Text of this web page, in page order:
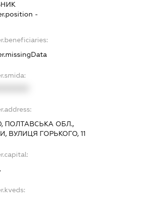
-
ПОЛТАВСЬКА ОБЛ.,
ВУЛИЦЯ ГОРЬКОГО, 11